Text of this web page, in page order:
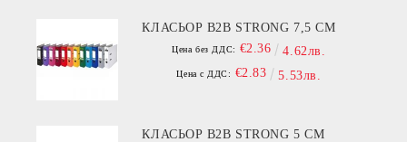
КЛАСЬОР B2B STRONG 7,5 СМ
Цена без ДДС: €2.36 4.62лв.
Цена с ДДС: €2.83 5.53лв.
КЛАСЬОР B2B STRONG 5 СМ